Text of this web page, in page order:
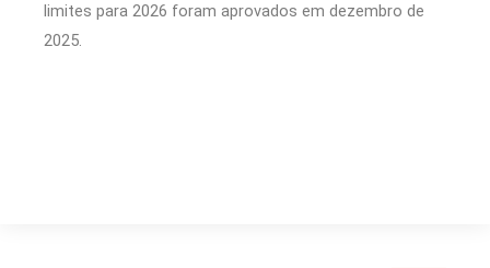
limites para 2026 foram aprovados em dezembro de
2025.